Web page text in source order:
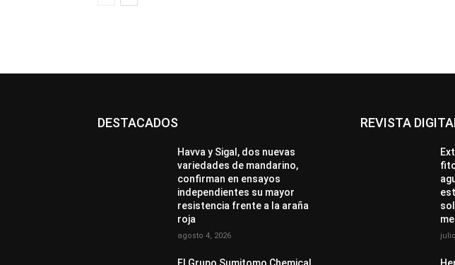
DESTACADOS
Havva y Sigal, dos nuevas
variedades de mandarino,
confirman en ensayos
independientes su mayor
resistencia frente a la araña
roja
agosto 4, 2026
REVISTA